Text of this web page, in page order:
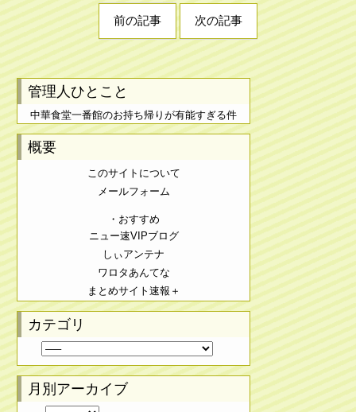
前の記事 次の記事
管理人ひとこと
中華食堂一番館のお持ち帰りが有能すぎる件
概要
このサイトについて
メールフォーム
・おすすめ
ニュー速VIPブログ
しぃアンテナ
ワロタあんてな
まとめサイト速報＋
カテゴリ
月別アーカイブ